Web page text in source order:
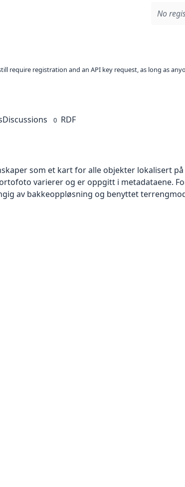
No
require registration and an API key request, as long as
Discussions 0 RDF
som et kart for alle objekter lokalisert
varierer og er oppgitt i metadataene.
av bakkeoppløsning og benyttet